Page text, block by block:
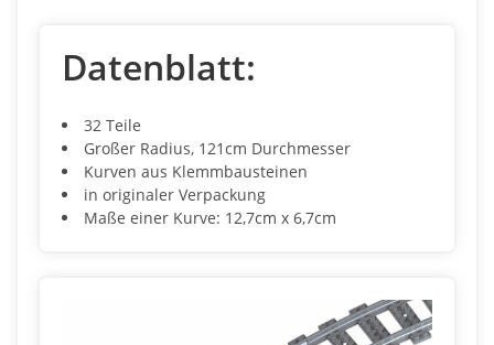
Datenblatt:
32 Teile
Großer Radius, 121cm Durchmesser
Kurven aus Klemmbausteinen
in originaler Verpackung
Maße einer Kurve: 12,7cm x 6,7cm